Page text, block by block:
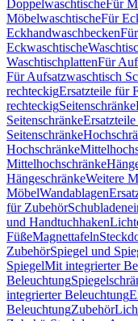
DoppelwaschtischeFür
MöbelwaschtischeFür
Eckhandwaschbecken
Eckwaschtische
WaschtischplattenFür
Für Aufsatzwaschtisch
rechteckigErsatzteile für
rechteckigSeitenschränke
Seitenschränke
Seitenschränke
Hochschränke
Mittelhochschränke
HängeschränkeWeitere
MöbelWandablagen
für Zubehör
und Handtuchhaken
FüßeMagnettafeln
ZubehörSpiegel und
SpiegelMit integrierter
Beleuchtung
integrierter Beleuchtung
BeleuchtungZubehör